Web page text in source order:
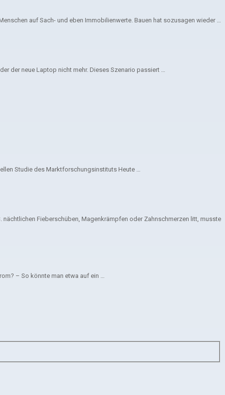
auf Sach- und eben Immobilienwerte. Bauen hat sozusagen wieder …
der neue Laptop nicht mehr. Dieses Szenario passiert …
Studie des Marktforschungsinstituts Heute …
Fieberschüben, Magenkrämpfen oder Zahnschmerzen litt, musste
– So könnte man etwa auf ein …